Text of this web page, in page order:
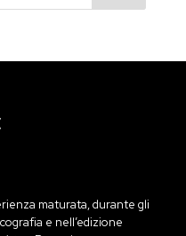
maturata, durante gli
e nell’edizione